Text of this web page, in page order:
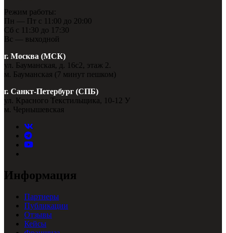
Режим работы:
Пн — Пт с 11:00 до 20:00
Сб с 11:30 до 17:30
Вс — выходной
г. Москва (МСК)
ул. Бауманская, д. 16с2, этаж 2.
м. Бауманская (7 минут пешком)
г. Санкт-Петербург (СПБ)
ул. Красного Текстильщика, 10-12 У
м. Чернышевская
Информация
Партнеры
Публикации
Отзывы
Кейсы